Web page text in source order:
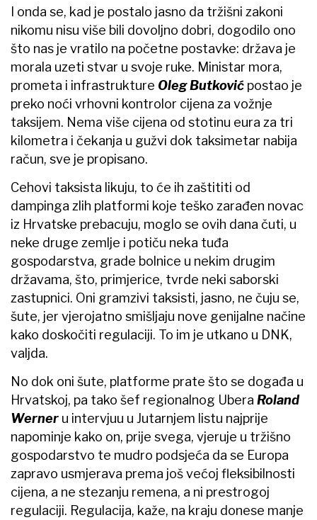
I onda se, kad je postalo jasno da tržišni zakoni
nikomu nisu više bili dovoljno dobri, dogodilo ono
što nas je vratilo na početne postavke: država je
morala uzeti stvar u svoje ruke. Ministar mora,
prometa i infrastrukture Oleg Butković postao je
preko noći vrhovni kontrolor cijena za vožnje
taksijem. Nema više cijena od stotinu eura za tri
kilometra i čekanja u gužvi dok taksimetar nabija
račun, sve je propisano.
Cehovi taksista likuju, to će ih zaštititi od
dampinga zlih platformi koje teško zarađen novac
iz Hrvatske prebacuju, moglo se ovih dana čuti, u
neke druge zemlje i potiču neka tuđa
gospodarstva, grade bolnice u nekim drugim
državama, što, primjerice, tvrde neki saborski
zastupnici. Oni gramzivi taksisti, jasno, ne čuju se,
šute, jer vjerojatno smišljaju nove genijalne načine
kako doskočiti regulaciji. To im je utkano u DNK,
valjda.
No dok oni šute, platforme prate što se događa u
Hrvatskoj, pa tako šef regionalnog Ubera Roland
Werner u intervjuu u Jutarnjem listu najprije
napominje kako on, prije svega, vjeruje u tržišno
gospodarstvo te mudro podsjeća da se Europa
zapravo usmjerava prema još većoj fleksibilnosti
cijena, a ne stezanju remena, a ni prestrogoj
regulaciji. Regulacija, kaže, na kraju donese manje